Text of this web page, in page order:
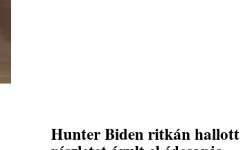
Hunter Biden ritkán hallott